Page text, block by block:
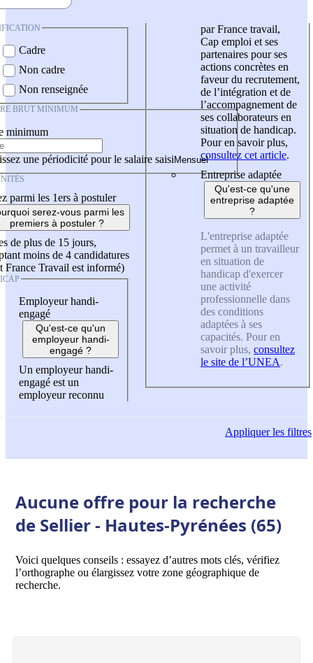
Cadre
Non cadre
Non renseignée
BRUT MINIMUM
minimum
une périodicité pour le salaire saisi
parmi les 1ers à postuler
serez-vous parmi les
premiers à postuler ?
de plus de 15 jours,
moins de 4 candidatures
France Travail est informé)
Employeur handi-
engagé
Qu'est-ce qu'un
employeur handi-
engagé ?
Un employeur handi-
engagé est un
employeur reconnu
par France travail,
Cap emploi et ses
partenaires pour ses
actions concrètes en
faveur du recrutement,
de l’intégration et de
l’accompagnement de
ses collaborateurs en
situation de handicap.
Pour en savoir plus,
consultez cet article.
Entreprise adaptée
Qu'est-ce qu'une
entreprise adaptée
?
L'entreprise adaptée
permet à un travailleur
en situation de
handicap d'exercer
une activité
professionnelle dans
des conditions
adaptées à ses
capacités. Pour en
savoir plus, consultez
le site de l’UNEA.
Appliquerles filtres
Aucune offre pour la recherche
de Sellier - Hautes-Pyrénées (65)
Voici quelques conseils : essayez d’autres mots clés, vérifiez
l’orthographe ou élargissez votre zone géographique de
recherche.